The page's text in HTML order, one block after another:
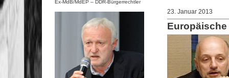
23. Januar 2013
Ex-MdB/MdEP – DDR-Bürgerrechtler